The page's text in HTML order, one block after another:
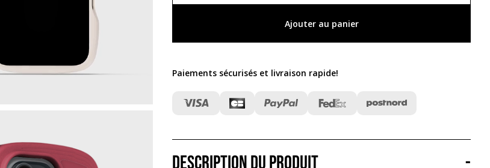
Ajouter au panier
Paiements sécurisés et livraison rapide!